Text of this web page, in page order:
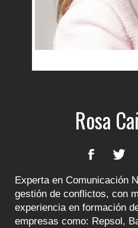
Rosa
Experta en Comunicación
gestión de conflictos, con
experiencia en formación
empresas como: Repsol,